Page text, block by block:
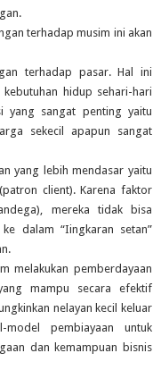
terhadap musim ini akan
terhadap pasar. Hal ini
hidup sehari-hari
yang sangat penting yaitu
sekecil apapun sangat
yang lebih mendasar yaitu
client). Karena faktor
mereka tidak bisa
dalam “Iingkaran setan”
melakukan pemberdayaan
mampu secara efektif
nelayan kecil keluar
pembiayaan untuk
dan kemampuan bisnis